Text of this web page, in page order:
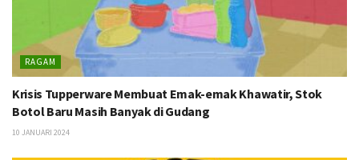
RAGAM
Krisis Tupperware Membuat Emak-emak Khawatir, Stok
Botol Baru Masih Banyak di Gudang
10 JANUARI 2024